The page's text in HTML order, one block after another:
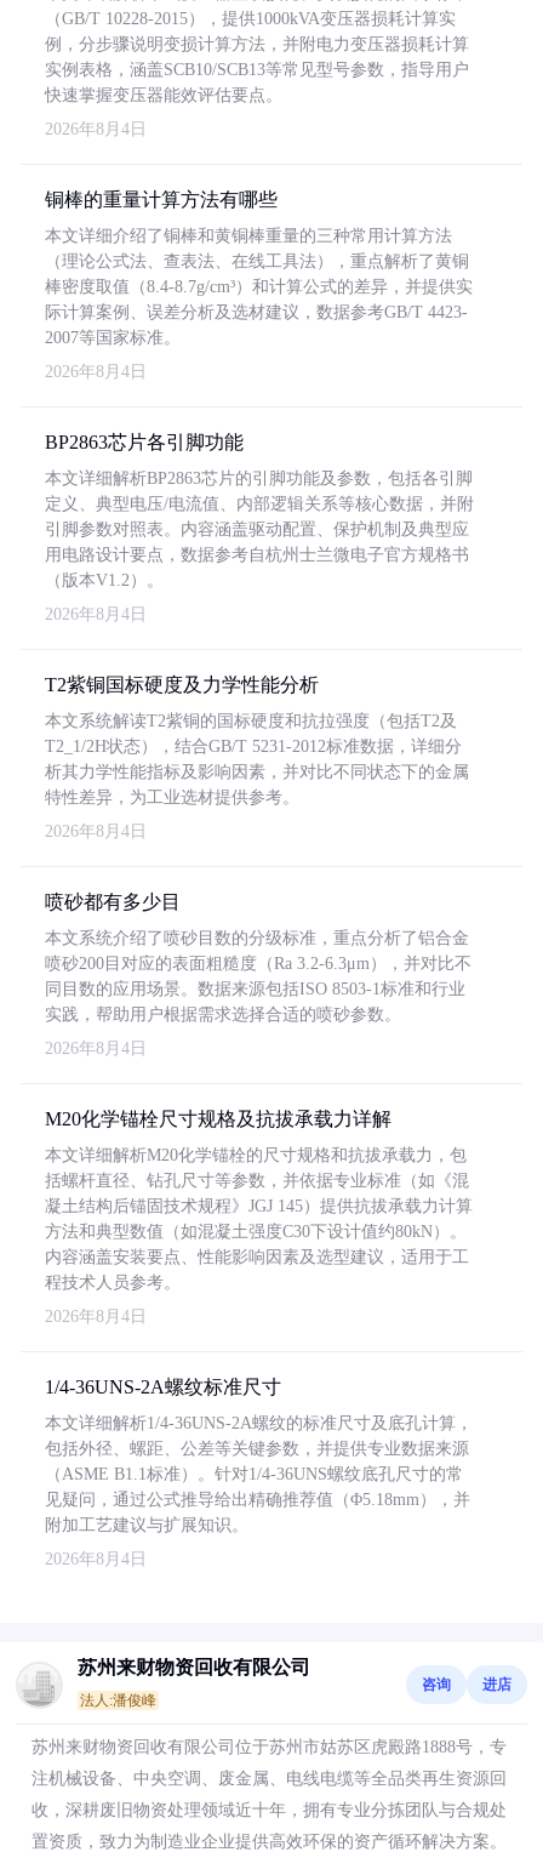
（GB/T 10228-2015），提供1000kVA变压器损耗计算实
例，分步骤说明变损计算方法，并附电力变压器损耗计算
实例表格，涵盖SCB10/SCB13等常见型号参数，指导用户
快速掌握变压器能效评估要点。
2026年8月4日
铜棒的重量计算方法有哪些
本文详细介绍了铜棒和黄铜棒重量的三种常用计算方法
（理论公式法、查表法、在线工具法），重点解析了黄铜
棒密度取值（8.4-8.7g/cm³）和计算公式的差异，并提供实
际计算案例、误差分析及选材建议，数据参考GB/T 4423-
2007等国家标准。
2026年8月4日
BP2863芯片各引脚功能
本文详细解析BP2863芯片的引脚功能及参数，包括各引脚
定义、典型电压/电流值、内部逻辑关系等核心数据，并附
引脚参数对照表。内容涵盖驱动配置、保护机制及典型应
用电路设计要点，数据参考自杭州士兰微电子官方规格书
（版本V1.2）。
2026年8月4日
T2紫铜国标硬度及力学性能分析
本文系统解读T2紫铜的国标硬度和抗拉强度（包括T2及
T2_1/2H状态），结合GB/T 5231-2012标准数据，详细分
析其力学性能指标及影响因素，并对比不同状态下的金属
特性差异，为工业选材提供参考。
2026年8月4日
喷砂都有多少目
本文系统介绍了喷砂目数的分级标准，重点分析了铝合金
喷砂200目对应的表面粗糙度（Ra 3.2-6.3μm），并对比不
同目数的应用场景。数据来源包括ISO 8503-1标准和行业
实践，帮助用户根据需求选择合适的喷砂参数。
2026年8月4日
M20化学锚栓尺寸规格及抗拔承载力详解
本文详细解析M20化学锚栓的尺寸规格和抗拔承载力，包
括螺杆直径、钻孔尺寸等参数，并依据专业标准（如《混
凝土结构后锚固技术规程》JGJ 145）提供抗拔承载力计算
方法和典型数值（如混凝土强度C30下设计值约80kN）。
内容涵盖安装要点、性能影响因素及选型建议，适用于工
程技术人员参考。
2026年8月4日
1/4-36UNS-2A螺纹标准尺寸
本文详细解析1/4-36UNS-2A螺纹的标准尺寸及底孔计算，
包括外径、螺距、公差等关键参数，并提供专业数据来源
（ASME B1.1标准）。针对1/4-36UNS螺纹底孔尺寸的常
见疑问，通过公式推导给出精确推荐值（Φ5.18mm），并
附加工艺建议与扩展知识。
2026年8月4日
苏州来财物资回收有限公司
法人:潘俊峰
咨询 进店
苏州来财物资回收有限公司位于苏州市姑苏区虎殿路1888号，专
注机械设备、中央空调、废金属、电线电缆等全品类再生资源回
收，深耕废旧物资处理领域近十年，拥有专业分拣团队与合规处
置资质，致力为制造业企业提供高效环保的资产循环解决方案。